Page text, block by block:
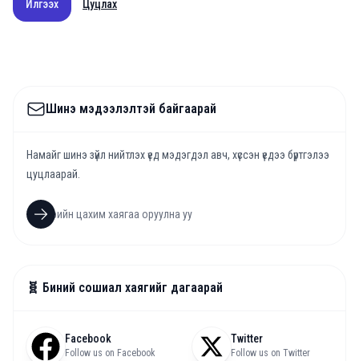
Илгээх Цуцлах
Шинэ мэдээлэлтэй байгаарай
Намайг шинэ зүйл нийтлэх үед мэдэгдэл авч, хүссэн үедээ бүртгэлээ
цуцлаарай.
🧬 Биний сошиал хаягийг дагаарай
Facebook
Follow us on Facebook
Twitter
Follow us on Twitter